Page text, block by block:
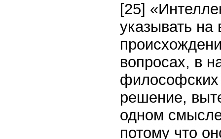
[25]
указывать на
вопросах, в
решение,
одном
потому что